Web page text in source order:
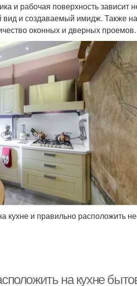
и рабочая поверхность зависит
вид и создаваемый имидж. Также
оконных и дверных проемов.
кухне и правильно расположить
на кухне